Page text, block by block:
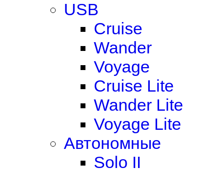
USB
Cruise
Wander
Voyage
Cruise Lite
Wander Lite
Voyage Lite
Автономные
Solo II